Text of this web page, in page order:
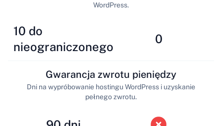
10 do
nieograniczonego
WordPress.
0
Gwarancja zwrotu pieniędzy
Dni na wypróbowanie hostingu WordPress i uzyskanie
pełnego zwrotu.